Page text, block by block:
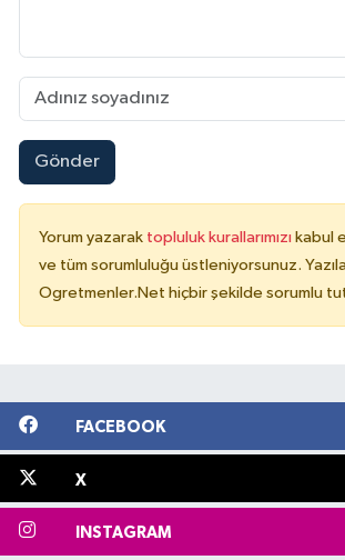
Gönder
Yorum yazarak topluluk kurallarımızı kabul
ve tüm sorumluluğu üstleniyorsunuz.
Ogretmenler.Net hiçbir şekilde sorumlu
FACEBOOK
X
INSTAGRAM